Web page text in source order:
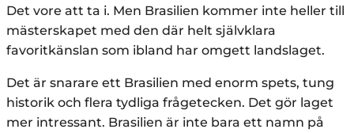
Det vore att ta i. Men Brasilien kommer inte heller till
mästerskapet med den där helt självklara
favoritkänslan som ibland har omgett landslaget.
Det är snarare ett Brasilien med enorm spets, tung
historik och flera tydliga frågetecken. Det gör laget
mer intressant. Brasilien är inte bara ett namn på